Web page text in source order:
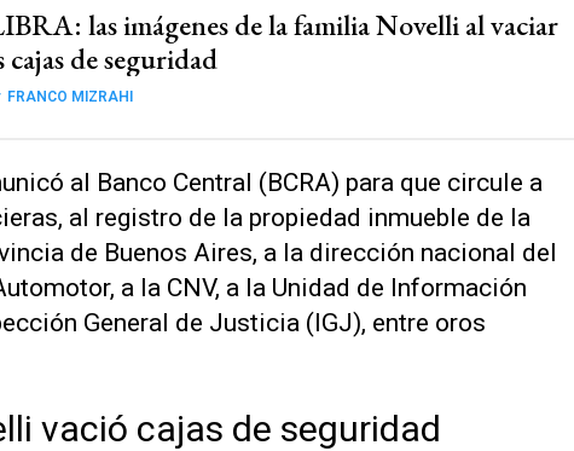
las imágenes de la familia Novelli al vaciar
cajas de seguridad
FRANCO MIZRAHI
al Banco Central (BCRA) para que circule a
al registro de la propiedad inmueble de la
de Buenos Aires, a la dirección nacional del
a la CNV, a la Unidad de Información
General de Justicia (IGJ), entre oros
vació cajas de seguridad